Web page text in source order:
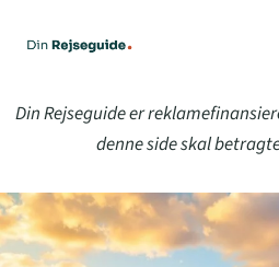
Din Rejseguide er
denne side skal